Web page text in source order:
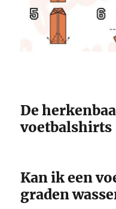
De
voetbalshirts
Kan ik een
graden